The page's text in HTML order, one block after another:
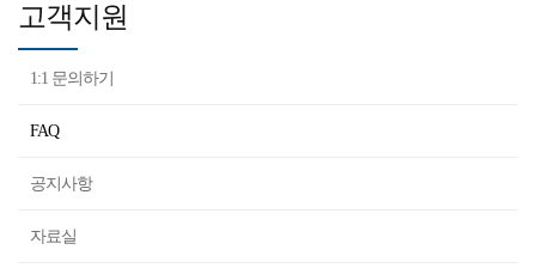
고객지원
1:1 문의하기
FAQ
공지사항
자료실